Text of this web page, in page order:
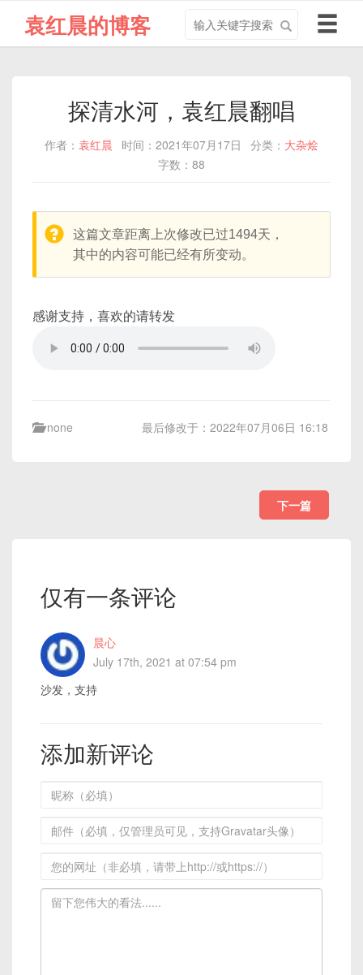
袁红晨的博客
关
导
航
切
探清水河，袁红晨翻唱
作者： 袁红晨 时间：2021年07月17日 分类： 大杂烩
字数：88
warning:
这篇文章距离上次修改已过1494天，
其中的内容可能已经有所变动。
感谢支持，喜欢的请转发
none 最后修改于：2022年07月06日 16:18
下一篇
仅有一条评论
晨心
July 17th, 2021 at 07:54 pm
沙发，支持
添加新评论